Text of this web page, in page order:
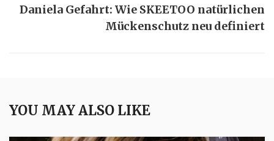
Daniela Gefahrt: Wie SKEETOO natürlichen
Mückenschutz neu definiert
YOU MAY ALSO LIKE